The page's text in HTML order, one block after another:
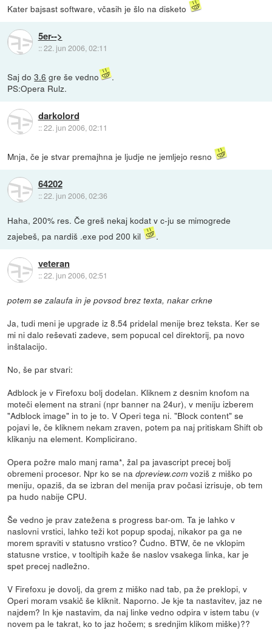
Kater bajsast software, včasih je šlo na disketo
5er-->
::22. jun 2006, 02:11
Saj do3.6 gre še vedno
.
PS:Opera Rulz.
darkolord
::22. jun 2006, 02:11
Mnja, če je stvar premajhna je ljudje ne jemljejo resno
64202
::22. jun 2006, 02:36
Haha, 200% res. Če greš nekaj kodat v c-ju se mimogrede
zajebeš, pa nardiš .exe pod 200 kil
.
veteran
::22. jun 2006, 02:51
potem se zalaufa in je povsod brez texta, nakar crkne
Ja, tudi meni je upgrade iz 8.54 pridelal menije brez teksta. Ker se
mi ni dalo reševati zadeve, sem popucal cel direktorij, pa novo
inštalacijo.
No, še par stvari:
Adblock je v Firefoxu bolj dodelan. Kliknem z desnim knofom na
moteči element na strani (npr banner na 24ur), v meniju izberem
"Adblock image" in to je to. V Operi tega ni. "Block content" se
pojavi le, če kliknem nekam zraven, potem pa naj pritiskam Shift ob
klikanju na element. Komplicirano.
Opera požre malo manj rama*, žal pa javascript precej bolj
obremeni procesor. Npr ko se nadpreview.com voziš z miško po
meniju, opaziš, da se izbran del menija prav počasi izrisuje, ob tem
pa hudo nabije CPU.
Še vedno je prav zatežena s progress bar-om. Ta je lahko v
naslovni vrstici, lahko teži kot popup spodaj, nikakor pa ga ne
morem spraviti v statusno vrstico? Čudno. BTW, če ne vklopim
statusne vrstice, v tooltipih kaže še naslov vsakega linka, kar je
spet precej nadležno.
V Firefoxu je dovolj, da grem z miško nad tab, pa že preklopi, v
Operi moram vsakič še kliknit. Naporno. Je kje ta nastavitev, jaz ne
najdem? In kje nastavim, da naj linke vedno odpira v istem tabu (v
novem pa le takrat, ko to jaz hočem; s srednjim klikom miške)??